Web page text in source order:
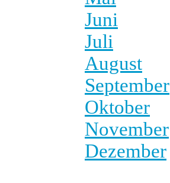
Juni
Juli
August
September
Oktober
November
Dezember